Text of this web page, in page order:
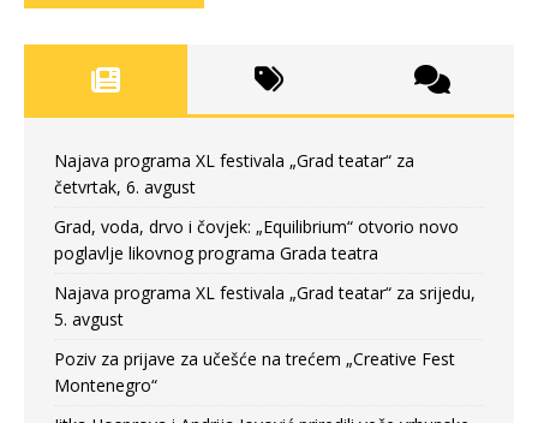
Najava programa XL festivala „Grad teatar“ za
četvrtak, 6. avgust
Grad, voda, drvo i čovjek: „Equilibrium“ otvorio novo
poglavlje likovnog programa Grada teatra
Najava programa XL festivala „Grad teatar“ za srijedu,
5. avgust
Poziv za prijave za učešće na trećem „Creative Fest
Montenegro“